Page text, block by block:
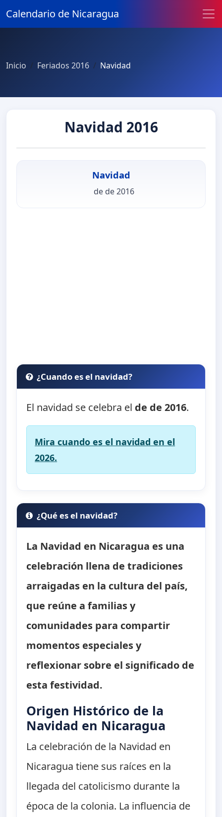
Calendario de Nicaragua
Inicio Feriados 2016 Navidad
Navidad 2016
Navidad
de de 2016
¿Cuando es el navidad?
El navidad se celebra el de de 2016.
Mira cuando es el navidad en el
2026.
¿Qué es el navidad?
La Navidad en Nicaragua es una
celebración llena de tradiciones
arraigadas en la cultura del país,
que reúne a familias y
comunidades para compartir
momentos especiales y
reflexionar sobre el significado de
esta festividad.
Origen Histórico de la
Navidad en Nicaragua
La celebración de la Navidad en
Nicaragua tiene sus raíces en la
llegada del catolicismo durante la
época de la colonia. La influencia de